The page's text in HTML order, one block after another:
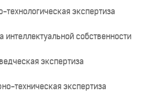
технологическая экспертиза
интеллектуальной собственности
экспертиза
техническая экспертиза